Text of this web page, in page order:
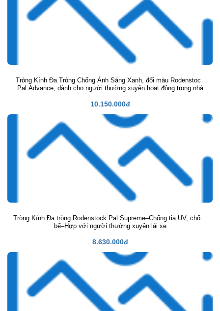
Tròng Kính Đa Tròng Chống Ánh Sáng Xanh, đổi màu Rodenstock
Pal Advance, dành cho người thường xuyên hoạt động trong nhà
10.150.000đ
Tròng Kính Đa tròng Rodenstock Pal Supreme–Chống tia UV, chống
bể–Hợp với người thường xuyên lái xe
8.630.000đ